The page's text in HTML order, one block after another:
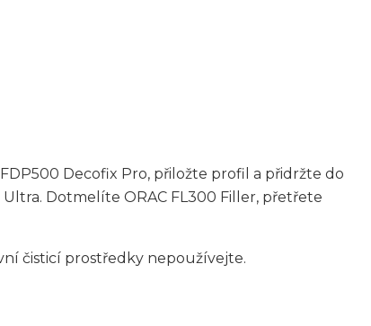
Decofix Pro, přiložte profil a přidržte do
Dotmelíte ORAC FL300 Filler, přetřete
čisticí prostředky nepoužívejte.